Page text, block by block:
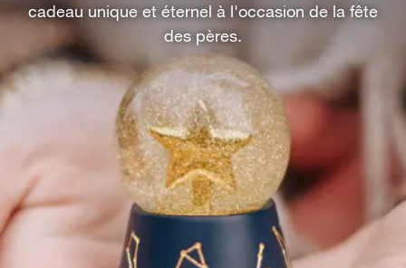
cadeau unique et éternel à l'occasion de la fête
des pères.